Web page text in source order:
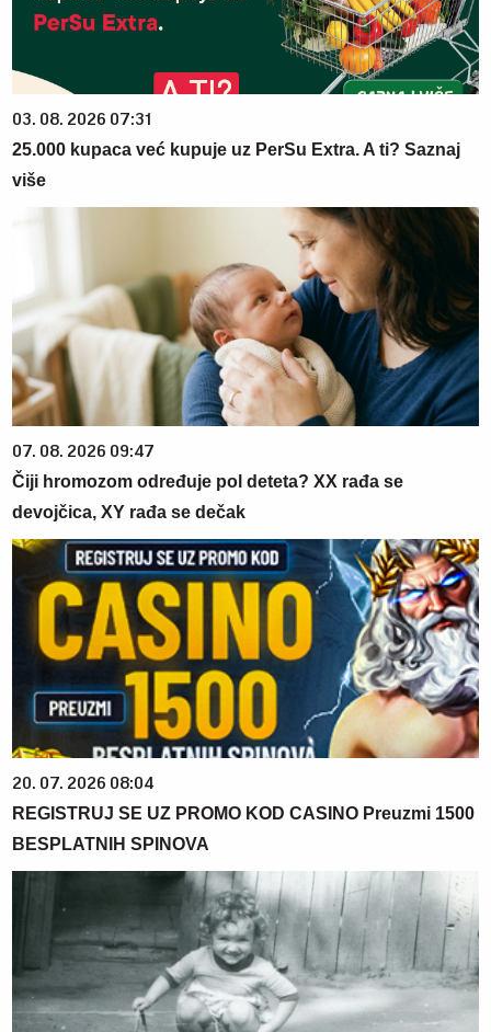
03. 08. 2026 07:31
25.000 kupaca već kupuje uz PerSu Extra. A ti? Saznaj
više
07. 08. 2026 09:47
Čiji hromozom određuje pol deteta? XX rađa se
devojčica, XY rađa se dečak
20. 07. 2026 08:04
REGISTRUJ SE UZ PROMO KOD CASINO Preuzmi 1500
BESPLATNIH SPINOVA